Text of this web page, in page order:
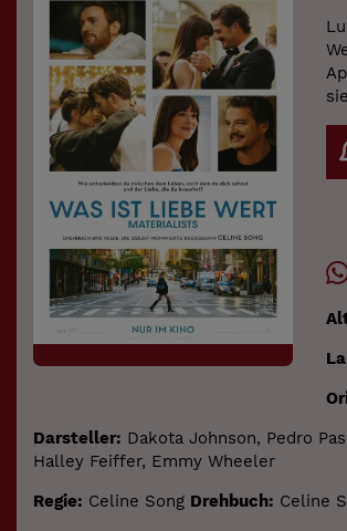
Darsteller: Dakota Johnson, Pedro
Halley Feiffer, Emmy Wheeler
Regie: Celine Song Drehbuch: Celine